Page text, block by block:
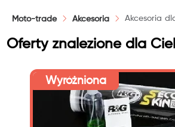
Moto-trade Akcesoria Akcesoria
Oferty znalezione dla
Wyróżniona